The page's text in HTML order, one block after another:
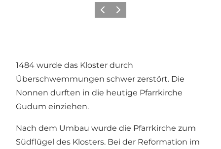
ZurückWeiter
1484 wurde das Kloster durch
Überschwemmungen schwer zerstört. Die
Nonnen durften in die heutige Pfarrkirche
Gudum einziehen.
Nach dem Umbau wurde die Pfarrkirche zum
Südflügel des Klosters. Bei der Reformation im